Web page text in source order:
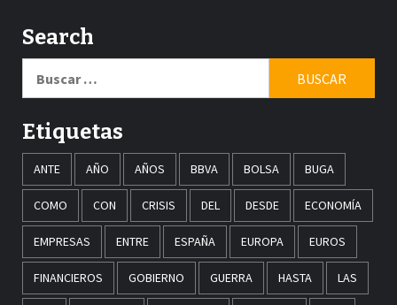
Search
Etiquetas
ANTE AÑO AÑOS BBVA BOLSA BUGA
COMO CON CRISIS DEL DESDE ECONOMÍA
EMPRESAS ENTRE ESPAÑA EUROPA EUROS
FINANCIEROS GOBIERNO GUERRA HASTA LAS